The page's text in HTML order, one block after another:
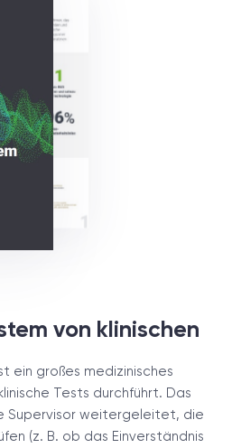
von klinischen
ein großes medizinisches
Tests durchführt. Das
Supervisor weitergeleitet, die
(z. B. ob das Einverständnis